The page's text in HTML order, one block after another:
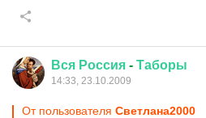
Вся Россия - Таборы
14:33, 23.10.2009
От пользователя Cвeтлaнa2000